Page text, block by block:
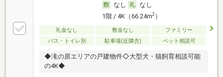
なし
なし
1階 / 4K（66.24m2）
礼金なし 敷金なし
ファミリー
バス・トイレ別
駐車場(近隣含) ペット相談可
◆滝の原エリアの戸建物件◇大型犬・猫飼育相談可能
の4K◆